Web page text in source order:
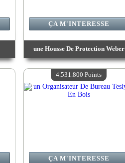
une Housse De Protection Weber
Valeur :4 650 100 Points
Quantité Disponible :4
ÇA M'INTERESSE
ÇA M'INTERESSE
4.531.800 Points